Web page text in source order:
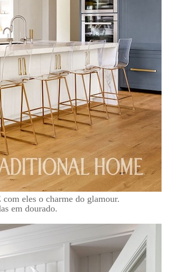
eles o charme do glamour.
em dourado.